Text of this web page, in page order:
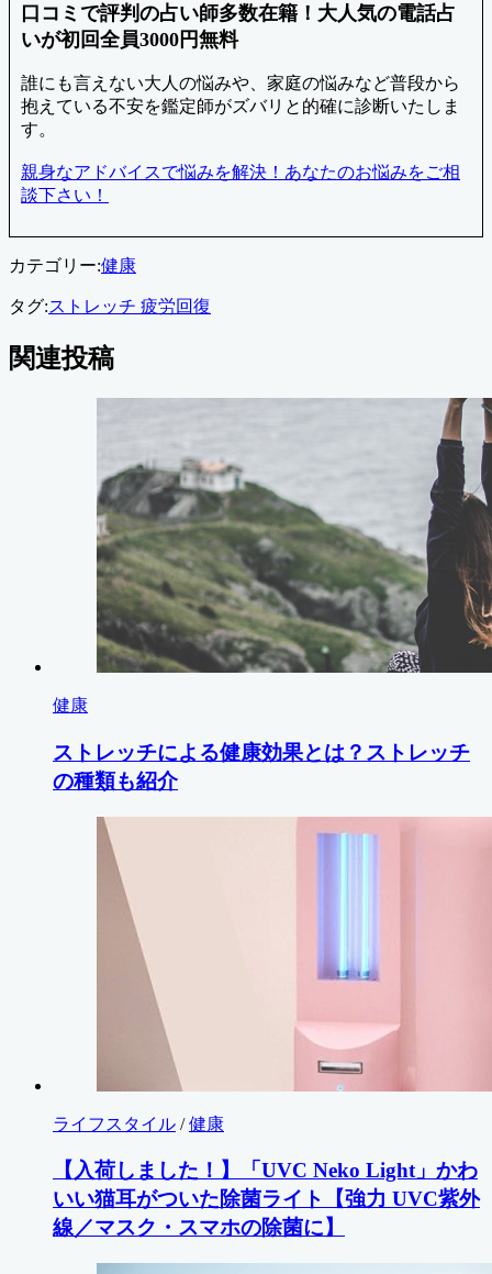
口コミで評判の占い師多数在籍！大人気の電話占
いが初回全員3000円無料
誰にも言えない大人の悩みや、家庭の悩みなど普段から
抱えている不安を鑑定師がズバリと的確に診断いたしま
す。
親身なアドバイスで悩みを解決！あなたのお悩みをご相
談下さい！
カテゴリー:健康
タグ:ストレッチ 疲労回復
関連投稿
健康
ストレッチによる健康効果とは？ストレッチ
の種類も紹介
ライフスタイル /健康
【入荷しました！】「UVC Neko Light」かわ
いい猫耳がついた除菌ライト【強力 UVC紫外
線／マスク・スマホの除菌に】